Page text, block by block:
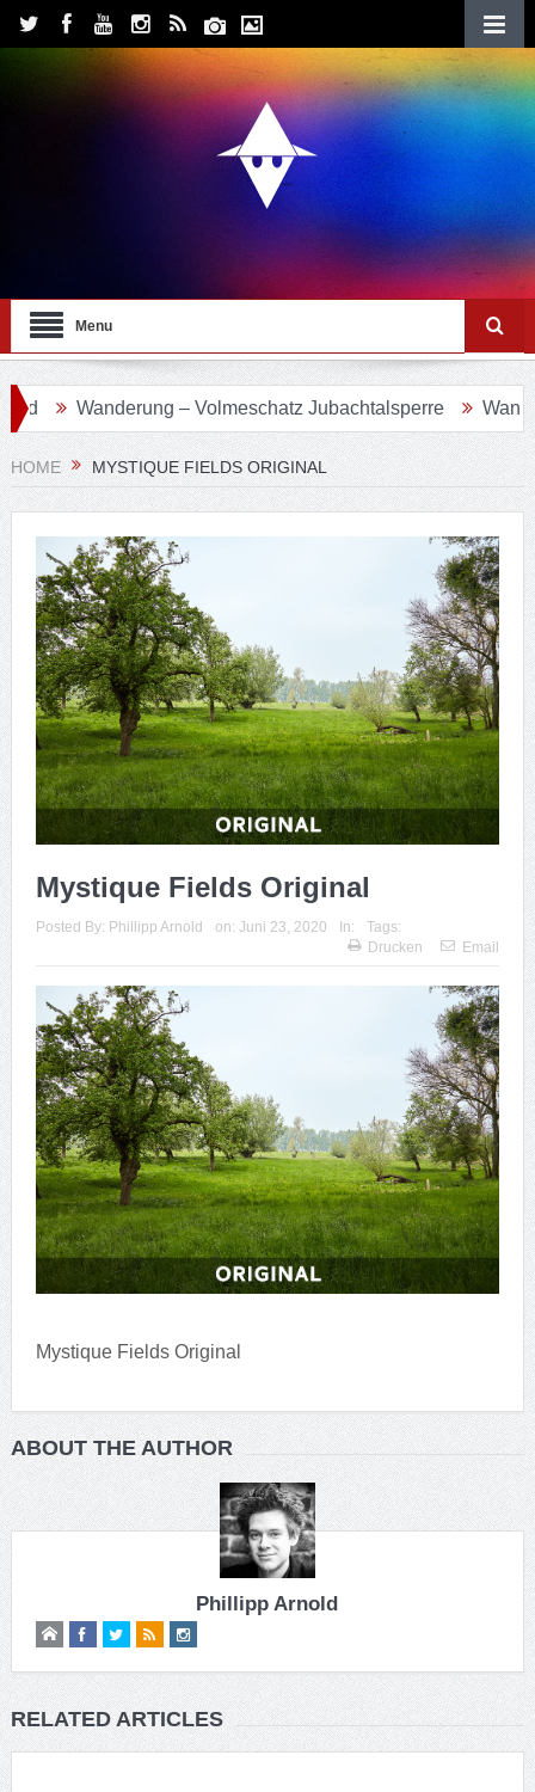
Menu
Wanderung – Volmeschatz Jubachtalsperre
HOME MYSTIQUE FIELDS ORIGINAL
Mystique Fields Original
Posted By: Phillipp Arnold on: Juni 23, 2020 In:
Tags:
Drucken
Email
Mystique Fields Original
ABOUT THE AUTHOR
Phillipp Arnold
RELATED ARTICLES